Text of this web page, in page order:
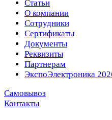
Статьи
О компании
Сотрудники
Сертификаты
Документы
Реквизиты
Партнерам
ЭкспоЭлектроника
Самовывоз
Контакты